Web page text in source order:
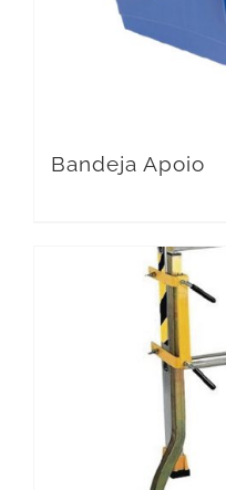
Bandeja Apoio